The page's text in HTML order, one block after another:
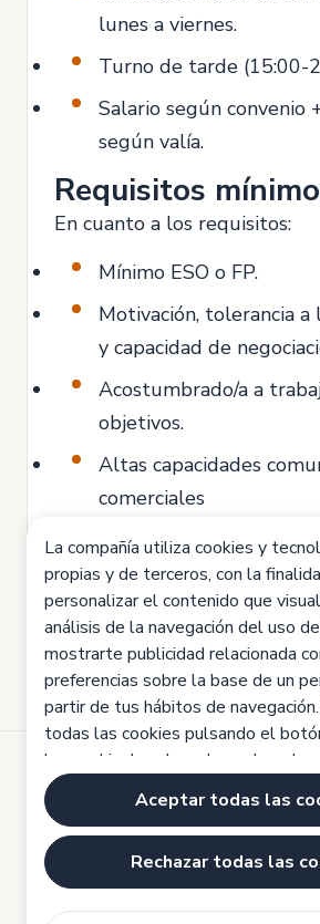
lunes a viernes.
Turno de tarde (15:00-
Salario según convenio
según valía.
Requisitos
En cuanto a los requisitos:
Mínimo ESO o FP.
Motivación, tolerancia
y capacidad de
Acostumbrado/a a
objetivos.
Altas capacidades
comerciales
Paquete Office nivel
Disponibilidad horaria
Desarrollado por
Aviso legal
Política de cookies
La compañía utiliza cookies y
propias y de terceros, con la
personalizar el contenido que
análisis de la navegación del uso
mostrarte publicidad relacionada
preferencias sobre la base de un
partir de tus hábitos de
todas las cookies pulsando el
las cookies', rechazarlas pulsando
todas las cookies' o configurarlas
'Configuración de cookies'. Haz clic
más:Política de cookies
Aceptar todas las
Rechazar todas las